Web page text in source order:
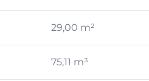
29,00 m²
75,11 m³